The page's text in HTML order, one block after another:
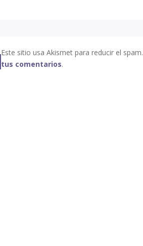
Este sitio usa Akismet para reducir el spam.
tus comentarios.